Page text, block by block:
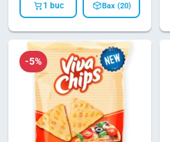
1 buc Bax (20)
-5%